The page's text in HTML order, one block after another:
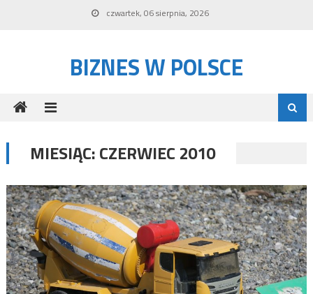
czwartek, 06 sierpnia, 2026
BIZNES W POLSCE
MIESIĄC:CZERWIEC 2010